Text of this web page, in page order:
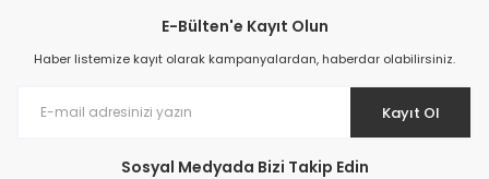
E-Bülten'e Kayıt Olun
Haber listemize kayıt olarak kampanyalardan, haberdar olabilirsiniz.
Kayıt Ol
Sosyal Medyada Bizi Takip Edin